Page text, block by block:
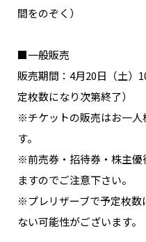
間をのぞく）
■一般販売
販売期間：4月20日（土）
定枚数になり次第終了）
※チケットの販売はお一人
す。
※前売券・招待券・株主
ますのでご注意下さい。
※プレリザーブで予定枚数
ない可能性がございます。